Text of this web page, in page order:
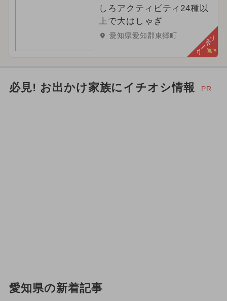
しろアクティビティ24種以
上で大はしゃぎ
愛知県愛知郡東郷町 クーポン
必見! お出かけ家族にイチオシ情報 PR
愛知県の新着記事